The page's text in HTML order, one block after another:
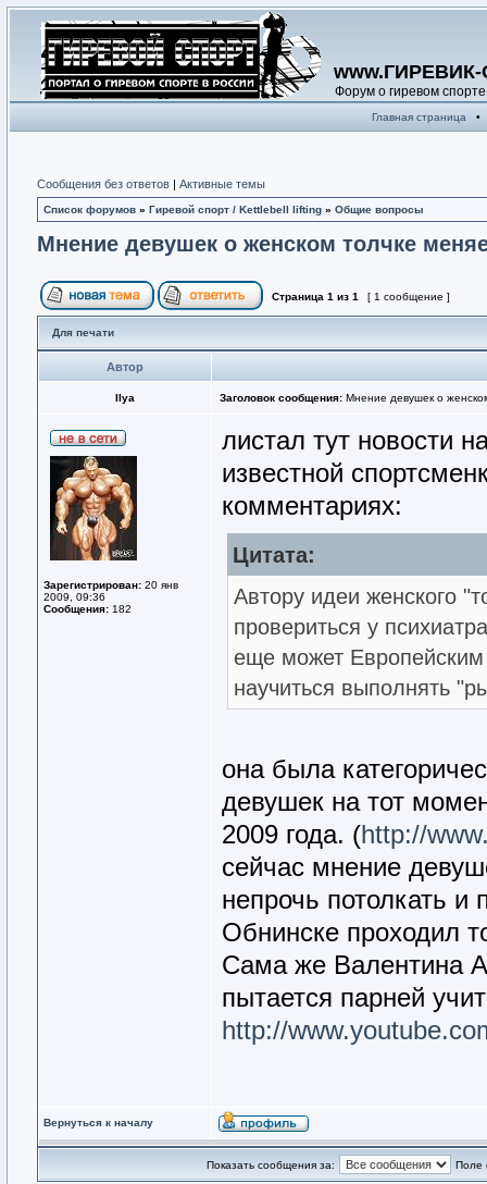
Форум о гиревом спорте
Главная страница •
Сообщения без ответов | Активные темы
Список форумов » Гиревой спорт / Kettlebell lifting » Общие вопросы
Мнение девушек о женском толчке
Страница 1 из 1 [ 1 сообщение ]
Для печати
Автор
Ilya Заголовок сообщения: Мнение девушек о
Зарегистрирован: 20 янв
2009, 09:36
Сообщения: 182
листал тут новости
известной
комментариях:
Цитата:
Автору идеи женского
провериться у
еще может
научиться выполнять
она была
девушек на тот
2009 года. (http://
сейчас мнение
непрочь потолкать и
Обнинске проходил
Сама же Валентина
пытается парней
http://
Вернуться к началу
Показать сообщения за: Поле